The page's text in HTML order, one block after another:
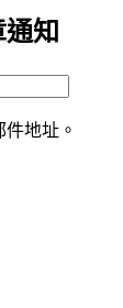
知
地址。